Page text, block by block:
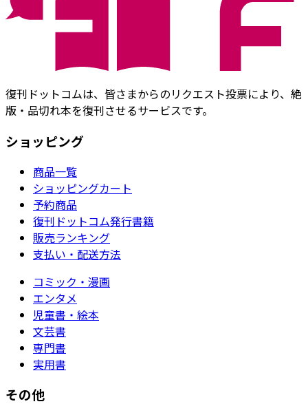
復刊ドットコムは、皆さまからのリクエスト投票により、絶
版・品切れ本を復刊させるサービスです。
ショッピング
商品一覧
ショッピングカート
予約商品
復刊ドットコム発行書籍
販売ランキング
支払い・配送方法
コミック・漫画
エンタメ
児童書・絵本
文芸書
専門書
実用書
その他